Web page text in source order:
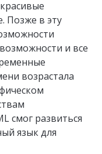
Позже в эту
и все
возрастала
смог развиться
язык для